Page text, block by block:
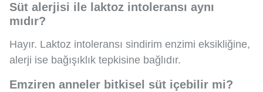
Süt alerjisi ile laktoz intoleransı aynı
mıdır?
Hayır. Laktoz intoleransı sindirim enzimi eksikliğine,
alerji ise bağışıklık tepkisine bağlıdır.
Emziren anneler bitkisel süt içebilir mi?